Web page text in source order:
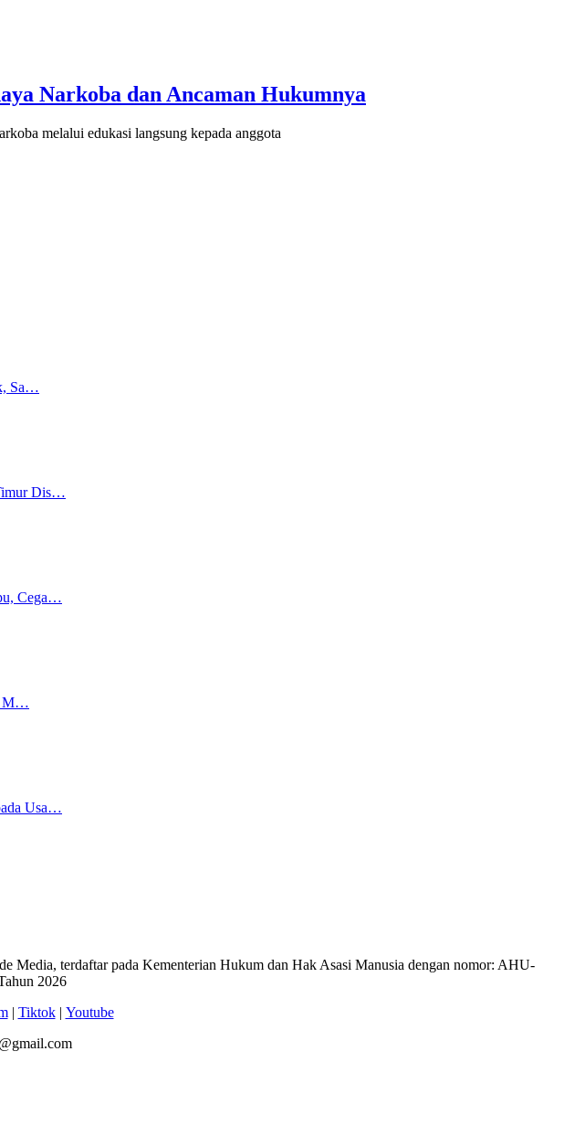
Narkoba dan Ancaman Hukumnya
melalui edukasi langsung kepada anggota
Sa…
Dis…
Cega…
M…
Usa…
Media, terdaftar pada Kementerian Hukum dan Hak Asasi Manusia dengan nomor: AHU-
2026
| Tiktok| Youtube